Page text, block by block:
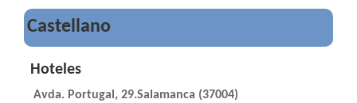
Castellano
Hoteles
Avda. Portugal, 29.Salamanca (37004)